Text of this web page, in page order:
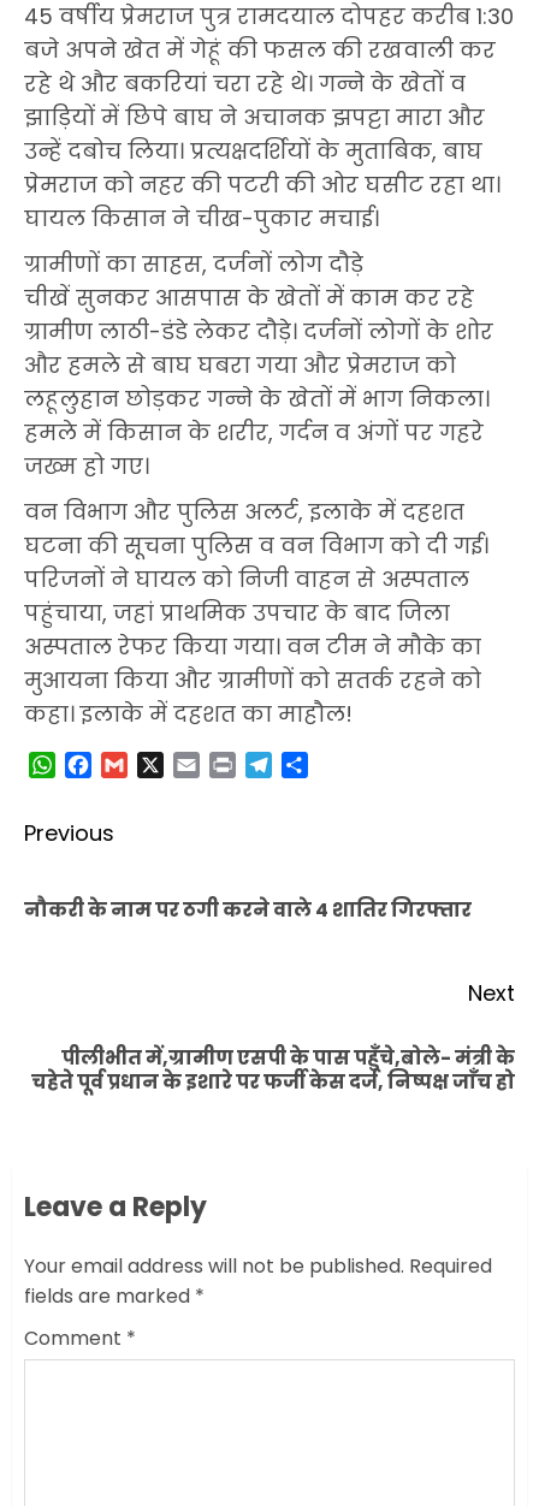
45 वर्षीय प्रेमराज पुत्र रामदयाल दोपहर करीब 1:30
बजे अपने खेत में गेहूं की फसल की रखवाली कर
रहे थे और बकरियां चरा रहे थे। गन्ने के खेतों व
झाड़ियों में छिपे बाघ ने अचानक झपट्टा मारा और
उन्हें दबोच लिया। प्रत्यक्षदर्शियों के मुताबिक, बाघ
प्रेमराज को नहर की पटरी की ओर घसीट रहा था।
घायल किसान ने चीख-पुकार मचाई।
ग्रामीणों का साहस, दर्जनों लोग दौड़े
चीखें सुनकर आसपास के खेतों में काम कर रहे
ग्रामीण लाठी-डंडे लेकर दौड़े। दर्जनों लोगों के शोर
और हमले से बाघ घबरा गया और प्रेमराज को
लहूलुहान छोड़कर गन्ने के खेतों में भाग निकला।
हमले में किसान के शरीर, गर्दन व अंगों पर गहरे
जख्म हो गए।
वन विभाग और पुलिस अलर्ट, इलाके में दहशत
घटना की सूचना पुलिस व वन विभाग को दी गई।
परिजनों ने घायल को निजी वाहन से अस्पताल
पहुंचाया, जहां प्राथमिक उपचार के बाद जिला
अस्पताल रेफर किया गया। वन टीम ने मौके का
मुआयना किया और ग्रामीणों को सतर्क रहने को
कहा। इलाके में दहशत का माहौल!
WhatsApp
Facebook
Gmail EmailPrint Telegram
Post
Previous
नौकरी के नाम पर ठगी करने वाले 4 शातिर गिरफ्तार
Next
Next
post:
पीलीभीत में,ग्रामीण एसपी के पास पहुँचे,बोले- मंत्री के
चहेते पूर्व प्रधान के इशारे पर फर्जी केस दर्ज, निष्पक्ष जाँच हो
Leave a Reply
Your email address will not be published. Required
fields are marked *
Comment *